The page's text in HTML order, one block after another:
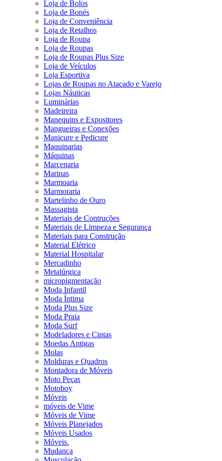
Loja de Bolos
Loja de Bonés
Loja de Conveniência
Loja de Retalhos
Loja de Roupa
Loja de Roupas
Loja de Roupas Plus Size
Loja de Veículos
Loja Esportiva
Lojas de Roupas no Atacado e Varejo
Lojas Náuticas
Luminárias
Madeireira
Manequins e Expositores
Mangueiras e Conexões
Manicure e Pedicure
Maquinarias
Máquinas
Marcenaria
Marinas
Marmoaria
Marmoraria
Martelinho de Ouro
Massagista
Materiais de Contruções
Materiais de Limpeza e Segurança
Materiais para Construção
Material Elétrico
Material Hospitalar
Mercadinho
Metalúrgica
micropigmentação
Moda Infantil
Moda Íntima
Moda Plus Size
Moda Praia
Moda Surf
Modeladores e Cintas
Moedas Antigas
Molas
Molduras e Quadros
Montadora de Móveis
Moto Peças
Motoboy
Móveis
móveis de Vime
Móveis de Vime
Móveis Planejados
Móveis Usados
Móveis.
Mudança